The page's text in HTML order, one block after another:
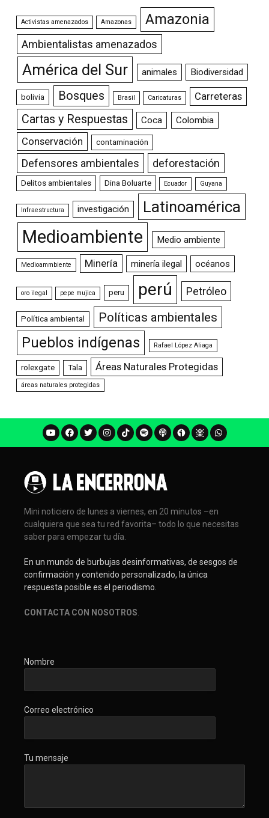
Activistas amenazados Amazonas Amazonia
Ambientalistas amenazados
América del Sur animales Biodiversidad
bolivia Bosques Brasil Caricaturas Carreteras
Cartas y Respuestas Coca Colombia
Conservación contaminación
Defensores ambientales deforestación
Delitos ambientales Dina Boluarte Ecuador Guyana
Infraestructura investigación Latinoamérica
Medioambiente Medio ambiente
Medioammbiente Minería minería ilegal océanos
oro ilegal pepe mujica peru perú Petróleo
Política ambiental Políticas ambientales
Pueblos indígenas Rafael López Aliaga
rolexgate Tala Áreas Naturales Protegidas
áreas naturales protegidas
Mini noticiero de lunes a viernes, en 20 minutos –en
cualquiera que sea tu red favorita– todo lo que necesitas
saber para empezar tu día.
En un mundo de burbujas desinformativas, de sesgos de
confirmación y contenido personalizado, la única
respuesta posible es el periodismo.
CONTACTA CON NOSOTROS
Nombre
Correo electrónico
Tu mensaje